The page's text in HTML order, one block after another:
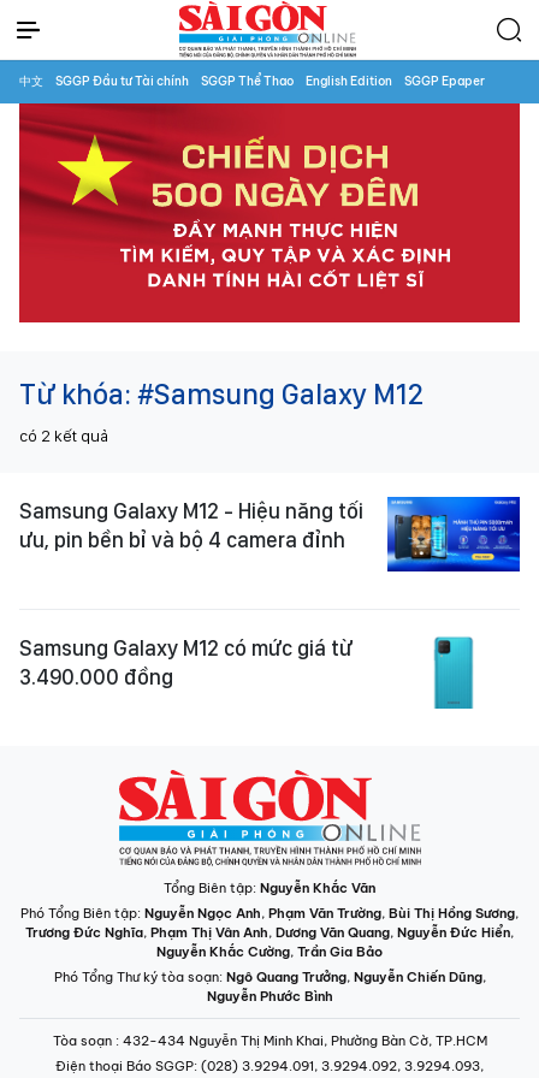
中文 SGGP Đầu tư Tài chính SGGP Thể Thao English Edition SGGP Epaper
Từ khóa: #Samsung Galaxy M12
có 2 kết quả
Samsung Galaxy M12 - Hiệu năng tối
ưu, pin bền bỉ và bộ 4 camera đỉnh
Samsung Galaxy M12 có mức giá từ
3.490.000 đồng
Tổng Biên tập: Nguyễn Khắc Văn
Phó Tổng Biên tập: Nguyễn Ngọc Anh, Phạm Văn Trường, Bùi Thị Hồng Sương,
Trương Đức Nghĩa, Phạm Thị Vân Anh, Dương Văn Quang, Nguyễn Đức Hiển,
Nguyễn Khắc Cường, Trần Gia Bảo
Phó Tổng Thư ký tòa soạn: Ngô Quang Trưởng, Nguyễn Chiến Dũng,
Nguyễn Phước Bình
Tòa soạn : 432-434 Nguyễn Thị Minh Khai, Phường Bàn Cờ, TP.HCM
Điện thoại Báo SGGP: (028) 3.9294.091, 3.9294.092, 3.9294.093,